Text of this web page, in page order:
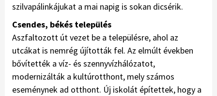
szilvapálinkájukat a mai napig is sokan dicsérik.
Csendes, békés település
Aszfaltozott út vezet be a településre, ahol az
utcákat is nemrég újították fel. Az elmúlt években
bővítették a víz- és szennyvízhálózatot,
modernizálták a kultúrotthont, mely számos
eseménynek ad otthont. Új iskolát építettek, hogy a